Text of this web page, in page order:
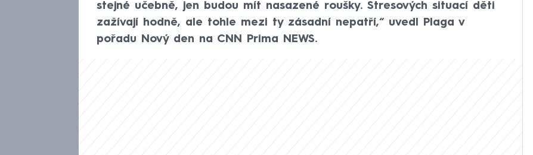
stejné učebně, jen budou mít nasazené roušky. Stresových situací děti
zažívají hodně, ale tohle mezi ty zásadní nepatří,“ uvedl Plaga v
pořadu Nový den na CNN Prima NEWS.